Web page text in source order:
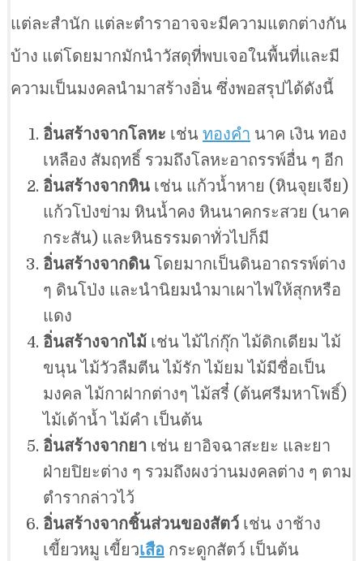
แต่ละสำนัก แต่ละตำราอาจจะมีความแตกต่างกัน
บ้าง แต่โดยมากมักนำวัสดุที่พบเจอในพื้นที่และมี
ความเป็นมงคลนำมาสร้างอิ่น ซึ่งพอสรุปได้ดังนี้
อิ่นสร้างจากโลหะ เช่น ทองคำ นาค เงิน ทอง
เหลือง สัมฤทธิ์ รวมถึงโลหะอาถรรพ์อื่น ๆ อีก
อิ่นสร้างจากหิน เช่น แก้วน้ำหาย (หินจุยเจีย)
แก้วโป่งข่าม หินน้ำคง หินนาคกระสวย (นาค
กระสัน) และหินธรรมดาทั่วไปก็มี
อิ่นสร้างจากดิน โดยมากเป็นดินอาถรรพ์ต่าง
ๆ ดินโป่ง และนำนิยมนำมาเผาไฟให้สุกหรือ
แดง
อิ่นสร้างจากไม้ เช่น ไม้ไก่กุ๊ก ไม้ดิกเดียม ไม้
ขนุน ไม้วัวลืมตีน ไม้รัก ไม้ยม ไม้มีชื่อเป็น
มงคล ไม้กาฝากต่างๆ ไม้สรี๋ (ต้นศรีมหาโพธิ์)
ไม้เด้าน้ำ ไม้คำ เป็นต้น
อิ่นสร้างจากยา เช่น ยาอิจฉาสะยะ และยา
ฝ่ายปิยะต่าง ๆ รวมถึงผงว่านมงคลต่าง ๆ ตาม
ตำรากล่าวไว้
อิ่นสร้างจากชิ้นส่วนของสัตว์ เช่น งาช้าง
เขี้ยวหมู เขี้ยวเสือ กระดูกสัตว์ เป็นต้น